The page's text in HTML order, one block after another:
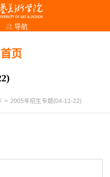
导航
页
> 2005年招生专题(04-11-22)